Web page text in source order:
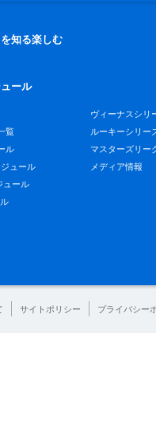
知る楽しむ
ール
覧
ル
ュール
ュール
ヴィーナスシリ
ルーキーシリー
マスターズリー
メディア情報
サイトポリシー プライバシー